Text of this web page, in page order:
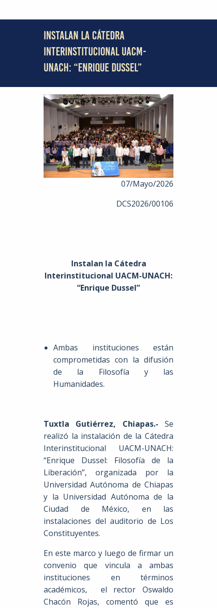
INSTALAN LA CÁTEDRA
INTERINSTITUCIONAL UACM-
UNACH: “ENRIQUE DUSSEL”
07/Mayo/2026
DCS2026/00106
Instalan la Cátedra
Interinstitucional UACM-UNACH:
“Enrique Dussel”
Ambas instituciones están
comprometidas con la difusión
de la Filosofía y las
Humanidades.
Tuxtla Gutiérrez, Chiapas.- Se
realizó la instalación de la Cátedra
Interinstitucional UACM-UNACH:
“Enrique Dussel: Filosofía de la
Liberación”, organizada por la
Universidad Autónoma de Chiapas
y la Universidad Autónoma de la
Ciudad de México, en las
instalaciones del auditorio de Los
Constituyentes.
En este marco y luego de firmar un
convenio que vincula a ambas
instituciones en términos
académicos, el rector Oswaldo
Chacón Rojas, comentó que es